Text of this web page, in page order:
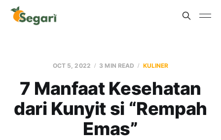
OCT 5, 2022 3 MIN READ KULINER
7 Manfaat Kesehatan
dari Kunyit si “Rempah
Emas”